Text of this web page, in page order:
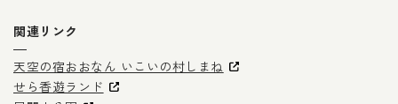
関連リンク
天空の宿おおなん いこいの村しまね
せら香遊ランド